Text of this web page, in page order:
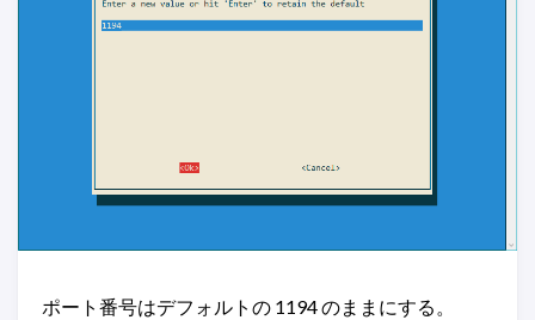
ポート番号はデフォルトの 1194 のままにする。